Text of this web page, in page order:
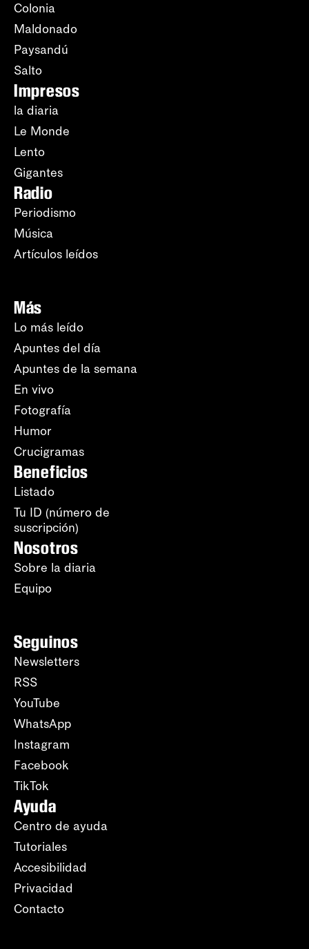
Colonia
Maldonado
Paysandú
Salto
Impresos
la diaria
Le Monde
Lento
Gigantes
Radio
Periodismo
Música
Artículos leídos
Más
Lo más leído
Apuntes del día
Apuntes de la semana
En vivo
Fotografía
Humor
Crucigramas
Beneficios
Listado
Tu ID (número de
suscripción)
Nosotros
Sobre la diaria
Equipo
Seguinos
Newsletters
RSS
YouTube
WhatsApp
Instagram
Facebook
TikTok
Ayuda
Centro de ayuda
Tutoriales
Accesibilidad
Privacidad
Contacto